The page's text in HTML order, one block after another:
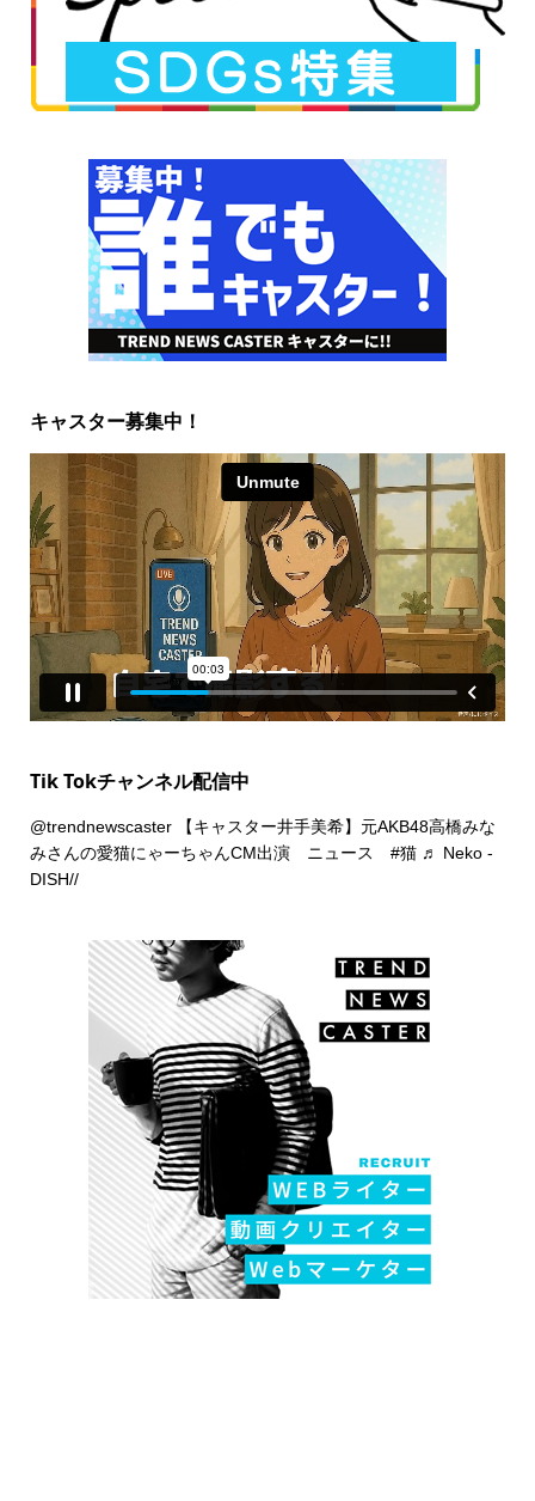
キャスター募集中！
Tik Tokチャンネル配信中
@trendnewscaster【キャスター井手美希】元AKB48高橋みな
みさんの愛猫にゃーちゃんCM出演 ニュース #猫 ♬ Neko -
DISH//